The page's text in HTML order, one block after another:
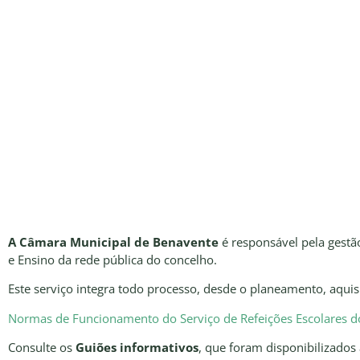
A Câmara Municipal de Benavente é responsável pela
e Ensino da rede pública do concelho.
Este serviço integra todo processo, desde o planeamento,
Normas de Funcionamento do Serviço de Refeições Escolares
Consulte os Guiões informativos, que foram